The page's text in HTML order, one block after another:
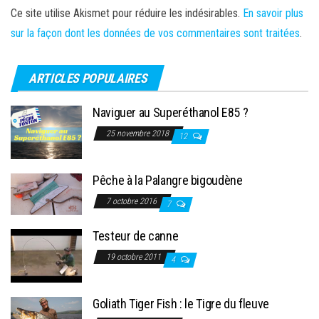
Ce site utilise Akismet pour réduire les indésirables. En savoir plus
sur la façon dont les données de vos commentaires sont traitées.
ARTICLES POPULAIRES
Naviguer au Superéthanol E85 ?
25 novembre 2018 12
Pêche à la Palangre bigoudène
7 octobre 2016 7
Testeur de canne
19 octobre 2011 4
Goliath Tiger Fish : le Tigre du fleuve